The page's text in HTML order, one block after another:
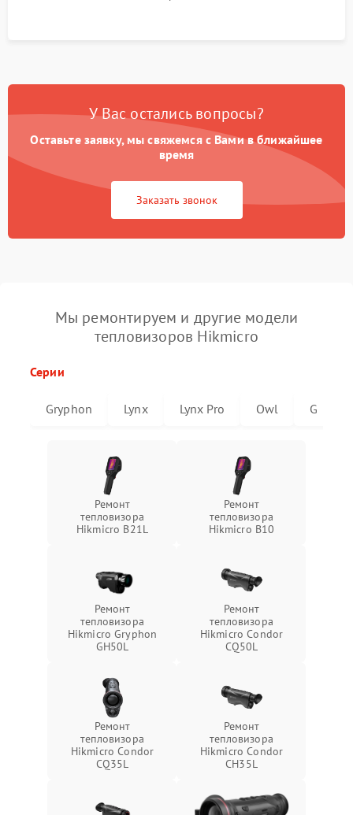
У Вас остались вопросы?
Оставьте заявку, мы свяжемся с Вами в ближайшее
время
Заказать звонок
Мы ремонтируем и другие модели
тепловизоров Hikmicro
Серии
Gryphon Lynx Lynx Pro Owl G
Ремонт
тепловизора
Hikmicro B21L
Ремонт
тепловизора
Hikmicro B10
Ремонт
тепловизора
Hikmicro Gryphon
GH50L
Ремонт
тепловизора
Hikmicro Condor
CQ50L
Ремонт
тепловизора
Hikmicro Condor
CQ35L
Ремонт
тепловизора
Hikmicro Condor
CH35L